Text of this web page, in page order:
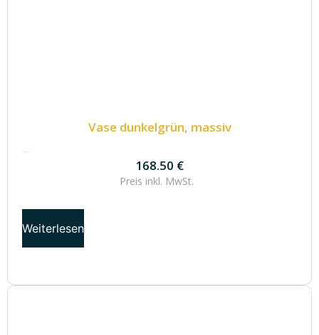
Vase dunkelgrün, massiv
168.50 €
168.50 €
Preis inkl. MwSt.
Weiterlesen